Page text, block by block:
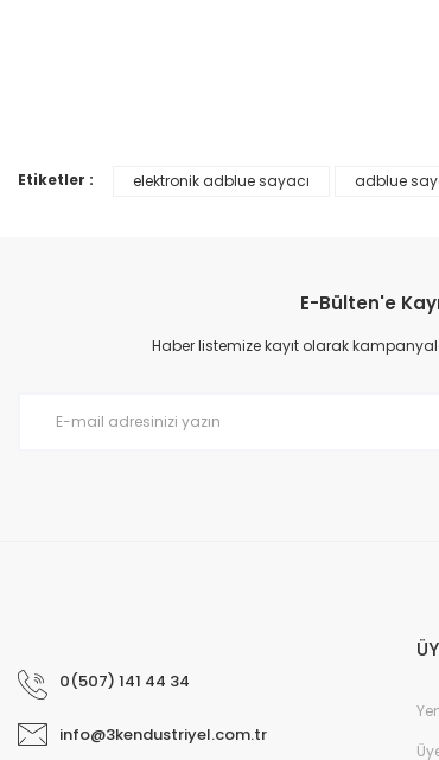
Bu ürünün fiyat bilgisi, resim, ürün açıklamalarında
Ürün bilgilerinde hatalar bulunuyor.
Adblue Sayacı
35.294,70 TL
Etiketler : elektronik adblue sayacı adblue
E-Bülten'e
Haber listemize kayıt olarak
0(507) 141 44 34
info@3kendustriyel.com.tr